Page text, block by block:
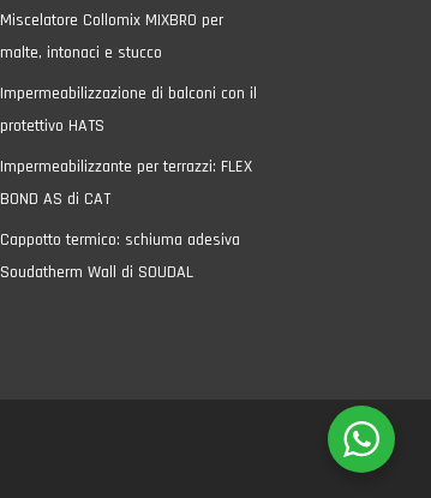
Miscelatore Collomix MIXBRO per
malte, intonaci e stucco
Impermeabilizzazione di balconi con il
protettivo HATS
Impermeabilizzante per terrazzi: FLEX
BOND AS di CAT
Cappotto termico: schiuma adesiva
Soudatherm Wall di SOUDAL